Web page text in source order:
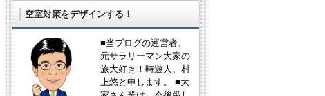
空室対策をデザインする！
■当ブログの運営者、
元サラリーマン大家の
旅大好き！時遊人、村
上悠と申します。 ■大